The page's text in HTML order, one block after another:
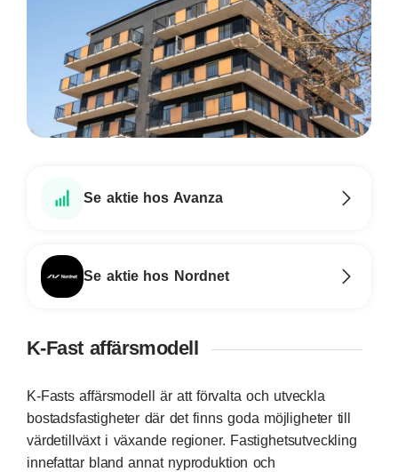
Se aktie hos Avanza
Se aktie hos Nordnet
K-Fast affärsmodell
K‑Fasts affärsmodell är att förvalta och utveckla
bostadsfastigheter där det finns goda möjligheter till
värdetillväxt i växande regioner. Fastighetsutveckling
innefattar bland annat nyproduktion och